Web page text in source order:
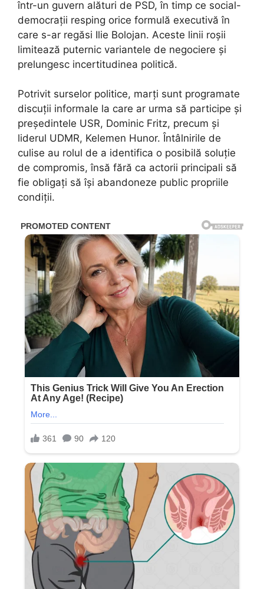
într-un guvern alături de PSD, în timp ce social-
democrații resping orice formulă executivă în
care s-ar regăsi Ilie Bolojan. Aceste linii roșii
limitează puternic variantele de negociere și
prelungesc incertitudinea politică.
Potrivit surselor politice, marți sunt programate
discuții informale la care ar urma să participe și
președintele USR, Dominic Fritz, precum și
liderul UDMR, Kelemen Hunor. Întâlnirile de
culise au rolul de a identifica o posibilă soluție
de compromis, însă fără ca actorii principali să
fie obligați să își abandoneze public propriile
condiții.